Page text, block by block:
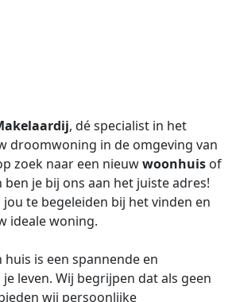
, dé specialist in het
droomwoning in de omgeving van
zoek naar een nieuwwoonhuis of
je bij ons aan het juiste adres!
te begeleiden bij het vinden en
ideale woning.
huis is een spannende en
leven. Wij begrijpen dat als geen
wij persoonlijke